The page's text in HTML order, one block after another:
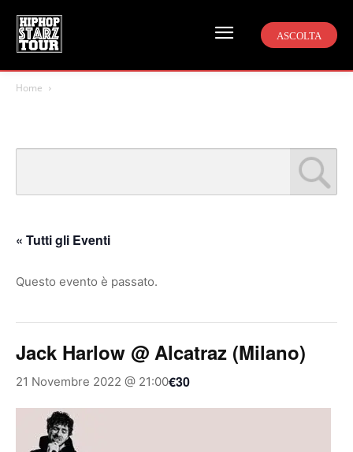
ASCOLTA
Home
« Tutti gli Eventi
Questo evento è passato.
Jack Harlow @ Alcatraz (Milano)
21 Novembre 2022 @ 21:00€30